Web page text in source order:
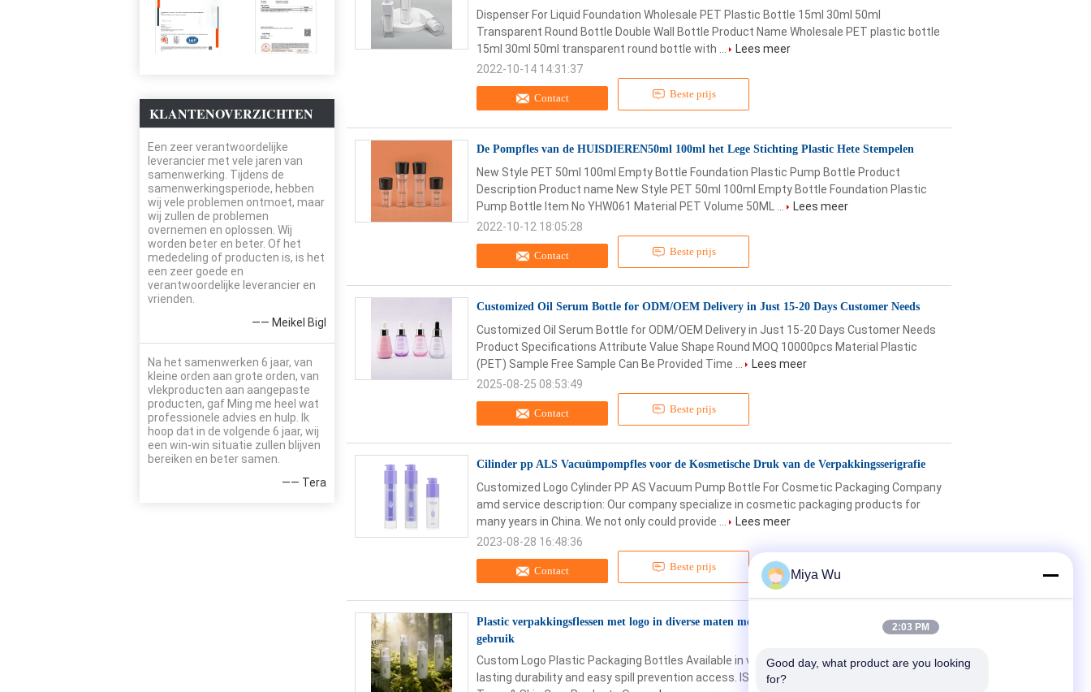
KLANTENOVERZICHTEN
Een zeer verantwoordelijke
leverancier met vele jaren van
samenwerking. Tijdens de
samenwerkingsperiode, hebben
wij vele problemen ontmoet, maar
wij zullen de problemen
overnemen en oplossen. Wij
worden beter en beter. Of het
mededeling of producten is, is het
een zeer goede en
verantwoordelijke leverancier en
vrienden.
—— Meikel Bigl
Na het samenwerken 6 jaar, van
kleine orden aan grote orden, van
vlekproducten aan aangepaste
producten, gaf Ming me heel wat
professionele advies en hulp. Ik
hoop dat in de volgende 6 jaar, wij
een win-win situatie zullen blijven
bereiken en beter samen.
—— Tera
Contact Beste prijs
Dispenser For Liquid Foundation Wholesale PET Plastic Bottle 15ml 30ml 50ml
Transparent Round Bottle Double Wall Bottle Product Name Wholesale PET plastic bottle
15ml 30ml 50ml transparent round bottle with ...
Lees meer
2022-10-14 14:31:37
De Pompfles van de HUISDIEREN50ml 100ml het Lege Stichting Plastic Hete Stempelen
Contact Beste prijs
New Style PET 50ml 100ml Empty Bottle Foundation Plastic Pump Bottle Product
Description Product name New Style PET 50ml 100ml Empty Bottle Foundation Plastic
Pump Bottle Item No YHW061 Material PET Volume 50ML ...
Lees meer
2022-10-12 18:05:28
Customized Oil Serum Bottle for ODM/OEM Delivery in Just 15-20 Days Customer Needs
Contact Beste prijs
Customized Oil Serum Bottle for ODM/OEM Delivery in Just 15-20 Days Customer Needs
Product Specifications Attribute Value Shape Round MOQ 10000pcs Material Plastic
(PET) Sample Free Sample Can Be Provided Time ...
Lees meer
2025-08-25 08:53:49
Cilinder pp ALS Vacuümpompfles voor de Kosmetische Druk van de Verpakkingsserigrafie
Contact Beste prijs
Customized Logo Cylinder PP AS Vacuum Pump Bottle For Cosmetic Packaging Company
amd service description: Our company specialize in cosmetic packaging products for
many years in China. We not only could provide ...
Lees meer
2023-08-28 16:48:36
Plastic verpakkingsflessen met logo in diverse maten met morspreventie voor cosmetisch
gebruik
Custom Logo Plastic Packaging Bottles Available in various sizes designed for long-
lasting durability and easy spill prevention access. ISO Certified Eco Plastic Bottles for
Miya Wu
2:03 PM
Good day, what product are you looking
for?